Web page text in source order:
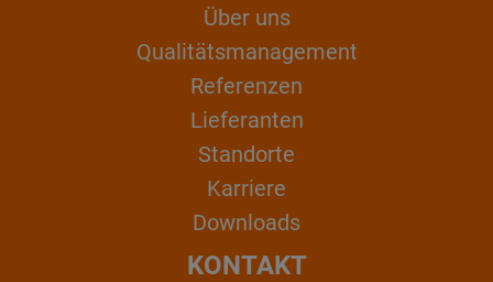
Über uns
Qualitätsmanagement
Referenzen
Lieferanten
Standorte
Karriere
Downloads
KONTAKT